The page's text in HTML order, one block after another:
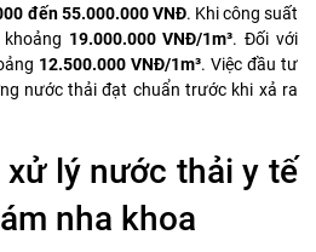
đến 55.000.000 VNĐ. Khi công suất
19.000.000 VNĐ/1m³. Đối với
12.500.000 VNĐ/1m³. Việc đầu tư
nước thải đạt chuẩn trước khi xả ra
lý nước thải y tế
nha khoa